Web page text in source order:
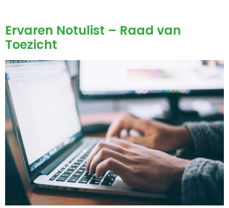
Ervaren Notulist – Raad van
Toezicht